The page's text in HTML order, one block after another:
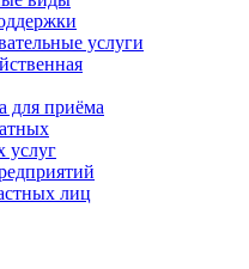
услуги
для приёма
услуг
лиц